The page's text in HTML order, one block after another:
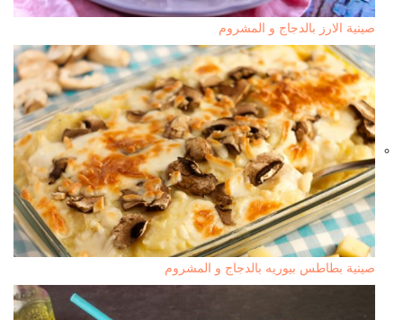
صينية الارز بالدجاج و المشروم
صينية بطاطس بيوريه بالدجاج و المشروم